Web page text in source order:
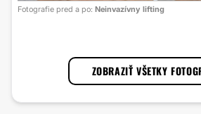
Fotografie pred a po: Neinvazívny lifting
ZOBRAZIŤ VŠETKY